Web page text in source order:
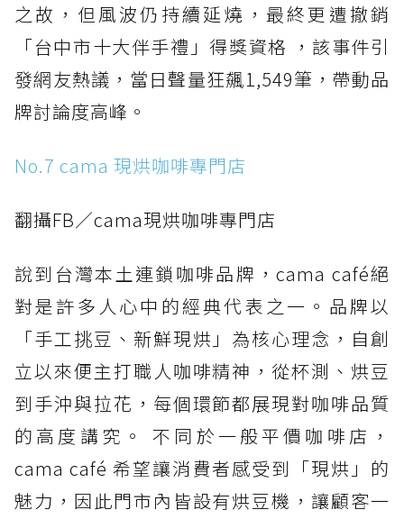
之故，但風波仍持續延燒，最終更遭撤銷
「台中市十大伴手禮」得獎資格 ，該事件引
發網友熱議，當日聲量狂飆1,549筆，帶動品
牌討論度高峰。
No.7 cama 現烘咖啡專門店
翻攝FB／cama現烘咖啡專門店
說到台灣本土連鎖咖啡品牌，cama café絕
對是許多人心中的經典代表之一。品牌以
「手工挑豆、新鮮現烘」為核心理念，自創
立以來便主打職人咖啡精神，從杯測、烘豆
到手沖與拉花，每個環節都展現對咖啡品質
的高度講究。 不同於一般平價咖啡店，
cama café 希望讓消費者感受到「現烘」的
魅力，因此門市內皆設有烘豆機，讓顧客一